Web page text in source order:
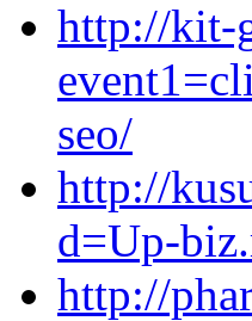
http://kit-
seo/
http://
d=Up-
http://